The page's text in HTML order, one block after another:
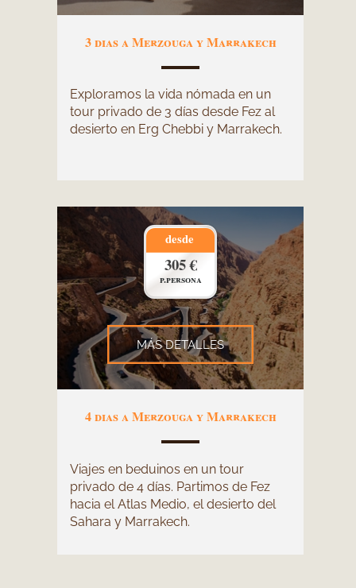
3 dias a Merzouga y Marrakech
Exploramos la vida nómada en un
tour privado de 3 días desde Fez al
desierto en Erg Chebbi y Marrakech.
4 dias a Merzouga y Marrakech
Viajes en beduinos en un tour
privado de 4 días. Partimos de Fez
hacia el Atlas Medio, el desierto del
Sahara y Marrakech.
MÁS DETALLES
desde
305 €
p.persona